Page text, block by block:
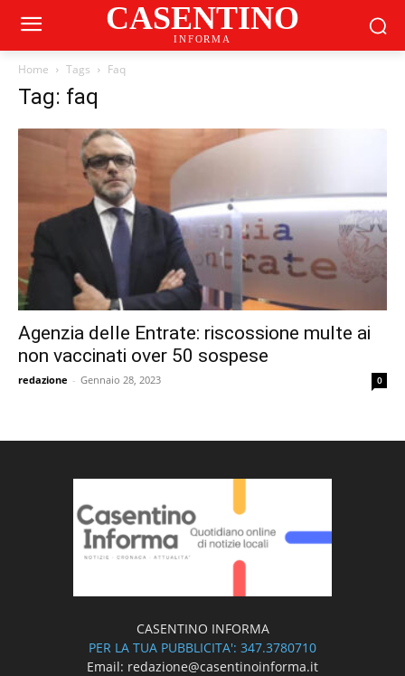
CASENTINO
INFORMA
Home Tags Faq
Tag: faq
Agenzia delle Entrate: riscossione multe ai
non vaccinati over 50 sospese
redazione - Gennaio 28, 2023 0
CASENTINO INFORMA
PER LA TUA PUBBLICITA': 347.3780710
Email: redazione@casentinoinforma.it